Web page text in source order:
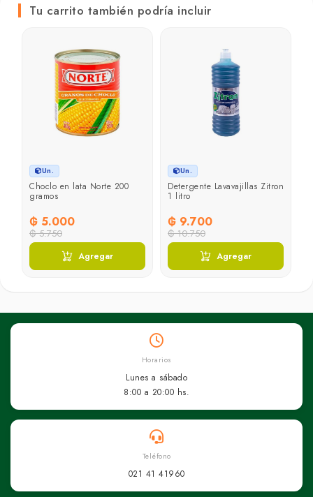
Tu carrito también podría incluir
Un.
Choclo en lata Norte 200
gramos
₲ 5.000
₲ 5.750
Agregar
Un.
Detergente Lavavajillas Zitron
1 litro
₲ 9.700
₲ 10.750
Agregar
Horarios
Lunes a sábado
8:00 a 20:00 hs.
Teléfono
021 41 41960